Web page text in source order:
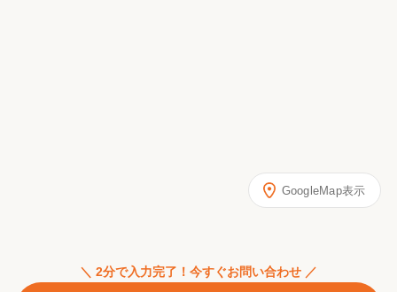
GoogleMap表示
＼ 2分で入力完了！今すぐお問い合わせ ／